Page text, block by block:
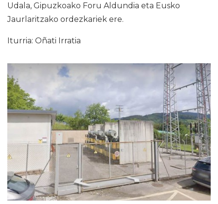
Udala, Gipuzkoako Foru Aldundia eta Eusko
Jaurlaritzako ordezkariek ere.
Iturria: Oñati Irratia